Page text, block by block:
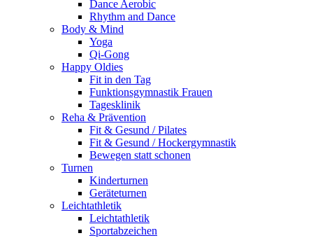
Dance Aerobic
Rhythm and Dance
Body & Mind
Yoga
Qi-Gong
Happy Oldies
Fit in den Tag
Funktionsgymnastik Frauen
Tagesklinik
Reha & Prävention
Fit & Gesund / Pilates
Fit & Gesund / Hockergymnastik
Bewegen statt schonen
Turnen
Kinderturnen
Geräteturnen
Leichtathletik
Leichtathletik
Sportabzeichen